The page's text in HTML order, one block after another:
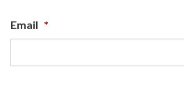
Email *